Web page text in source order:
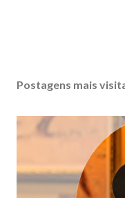
Postagens mais